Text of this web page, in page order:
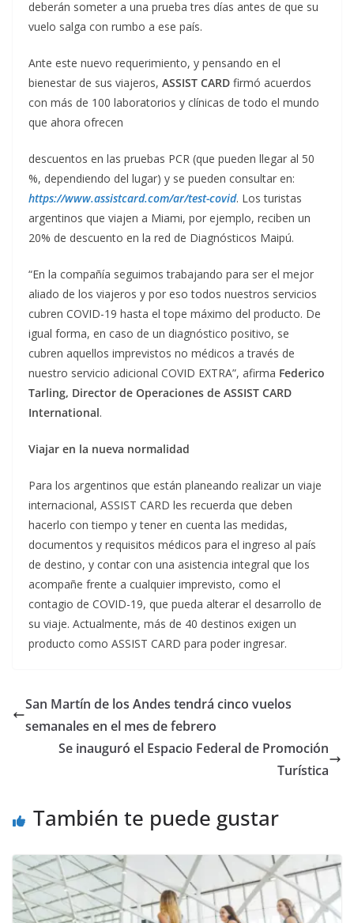
deberán someter a una prueba tres días antes de que su
vuelo salga con rumbo a ese país.
Ante este nuevo requerimiento, y pensando en el
bienestar de sus viajeros, ASSIST CARD firmó acuerdos
con más de 100 laboratorios y clínicas de todo el mundo
que ahora ofrecen
descuentos en las pruebas PCR (que pueden llegar al 50
%, dependiendo del lugar) y se pueden consultar en:
https://www.assistcard.com/ar/test-covid. Los turistas
argentinos que viajen a Miami, por ejemplo, reciben un
20% de descuento en la red de Diagnósticos Maipú.
“En la compañía seguimos trabajando para ser el mejor
aliado de los viajeros y por eso todos nuestros servicios
cubren COVID-19 hasta el tope máximo del producto. De
igual forma, en caso de un diagnóstico positivo, se
cubren aquellos imprevistos no médicos a través de
nuestro servicio adicional COVID EXTRA”, afirma Federico
Tarling, Director de Operaciones de ASSIST CARD
International.
Viajar en la nueva normalidad
Para los argentinos que están planeando realizar un viaje
internacional, ASSIST CARD les recuerda que deben
hacerlo con tiempo y tener en cuenta las medidas,
documentos y requisitos médicos para el ingreso al país
de destino, y contar con una asistencia integral que los
acompañe frente a cualquier imprevisto, como el
contagio de COVID-19, que pueda alterar el desarrollo de
su viaje. Actualmente, más de 40 destinos exigen un
producto como ASSIST CARD para poder ingresar.
San Martín de los Andes tendrá cinco vuelos
semanales en el mes de febrero
Se inauguró el Espacio Federal de Promoción
Turística
También te puede gustar